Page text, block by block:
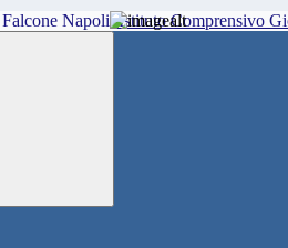
Istituto Comprensivo